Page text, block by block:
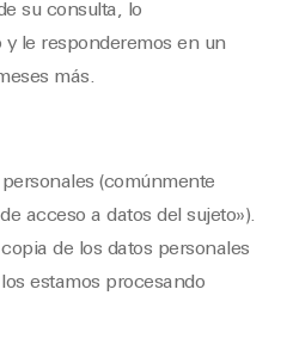
su consulta, lo
le responderemos en un
más.
(comúnmente
acceso a datos del sujeto»).
de los datos personales
estamos procesando